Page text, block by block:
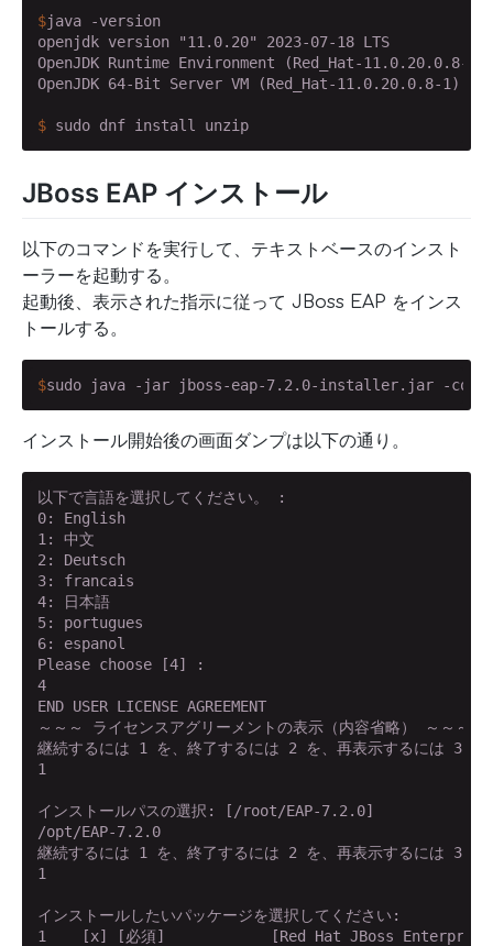
$java -version
openjdk version "11.0.20" 2023-07-18 LTS
OpenJDK Runtime Environment (Red_Hat-11.0.20.0.8-
$ sudo dnf install unzip
JBoss EAP インストール
以下のコマンドを実行して、テキストベースのインスト
ーラーを起動する。
起動後、表示された指示に従って JBoss EAP をインス
トールする。
$sudo java -jar jboss-eap-7.2.0-installer.jar -
インストール開始後の画面ダンプは以下の通り。
以下で言語を選択してください。 :
0: English
1: 中文
2: Deutsch
3: francais
4: 日本語
5: portugues
6: espanol
Please choose [4] :
4
END USER LICENSE AGREEMENT
～～～ ライセンスアグリーメントの表示（内容省略） ～～～
継続するには 1 を、終了するには 2 を、再表示するには 3 を
1
インストールパスの選択: [/root/EAP-7.2.0]
/opt/EAP-7.2.0
継続するには 1 を、終了するには 2 を、再表示するには 3 を
1
インストールしたいパッケージを選択してください:
1    [x] [必須]            [Red Hat JBoss Enterprise